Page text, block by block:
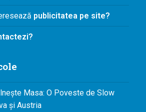
publicitatea pe site?
Masa: O Poveste de Slow
și Austria